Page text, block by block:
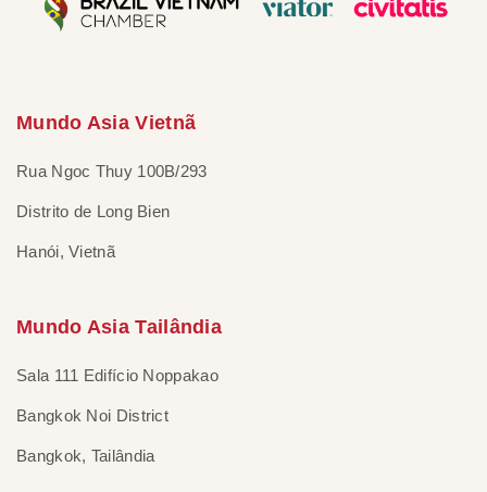
Mundo Asia Vietnã
Rua Ngoc Thuy 100B/293
Distrito de Long Bien
Hanói, Vietnã
Mundo Asia Tailândia
Sala 111 Edifício Noppakao
Bangkok Noi District
Bangkok, Tailândia